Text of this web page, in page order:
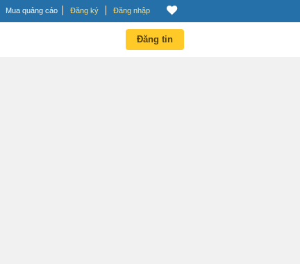
Mua quảng cáo Đăng ký Đăng nhập
Đăng tin